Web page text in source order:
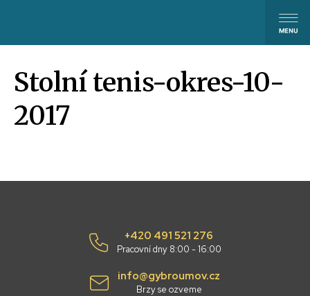
Stolní tenis-okres-10-
2017
+420 491 521 276
Pracovní dny 8:00 - 16:00
info@gybroumov.cz
Brzy se ozveme